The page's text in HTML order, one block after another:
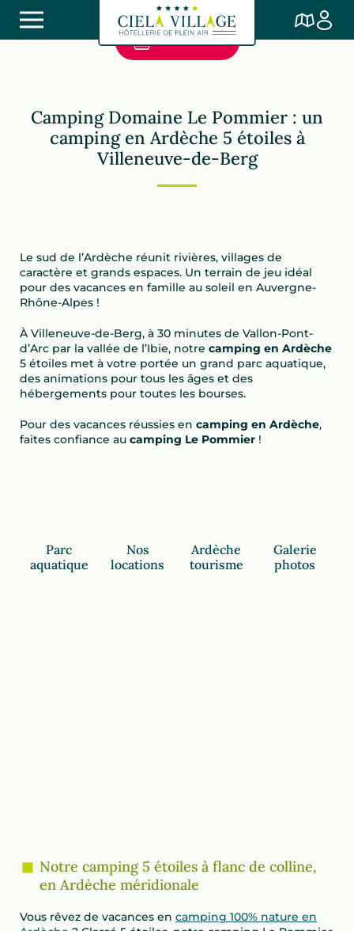
Camping Le Pommier
Camping Le Pommier
Je réserve
Camping Domaine Le Pommier : un
camping en Ardèche 5 étoiles à
Villeneuve-de-Berg
Le sud de l’Ardèche réunit rivières, villages de
caractère et grands espaces. Un terrain de jeu idéal
pour des vacances en famille au soleil en Auvergne-
Rhône-Alpes !
À Villeneuve-de-Berg, à 30 minutes de Vallon-Pont-
d’Arc par la vallée de l’Ibie, notre camping en Ardèche
5 étoiles met à votre portée un grand parc aquatique,
des animations pour tous les âges et des
hébergements pour toutes les bourses.
Pour des vacances réussies en camping en Ardèche,
faites confiance au camping Le Pommier !
Parc
aquatique
Nos
locations
Ardèche
tourisme
Galerie
photos
Notre camping 5 étoiles à flanc de colline,
en Ardèche méridionale
Vous rêvez de vacances en camping 100% nature en